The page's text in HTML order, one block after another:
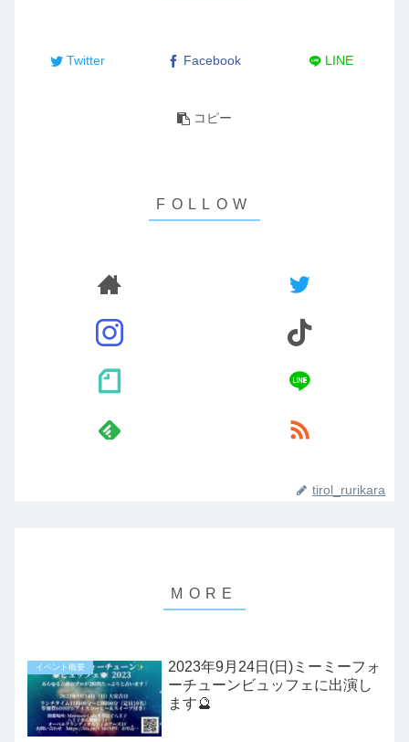
Twitter Facebook LINE
コピー
tirol_rurikara
イベント概要
2023年9月24日(日)ミーミーフォ
ーチューンビュッフェに出演し
ます🔮